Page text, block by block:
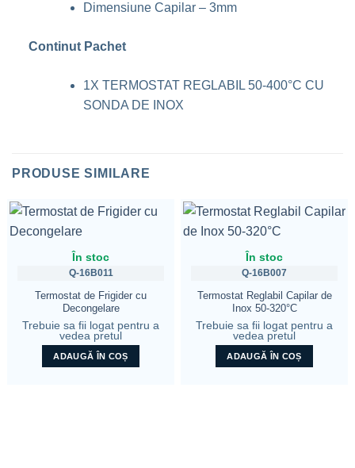
Dimensiune Capilar – 3mm
Continut Pachet
1X TERMOSTAT REGLABIL 50-400°C CU
SONDA DE INOX
PRODUSE SIMILARE
În stoc
Q-16B011
Termostat de Frigider cu
Decongelare
Trebuie sa fii logat pentru a
vedea pretul
ADAUGĂ ÎN COȘ
În stoc
Q-16B007
Termostat Reglabil Capilar de
Inox 50-320°C
Trebuie sa fii logat pentru a
vedea pretul
ADAUGĂ ÎN COȘ